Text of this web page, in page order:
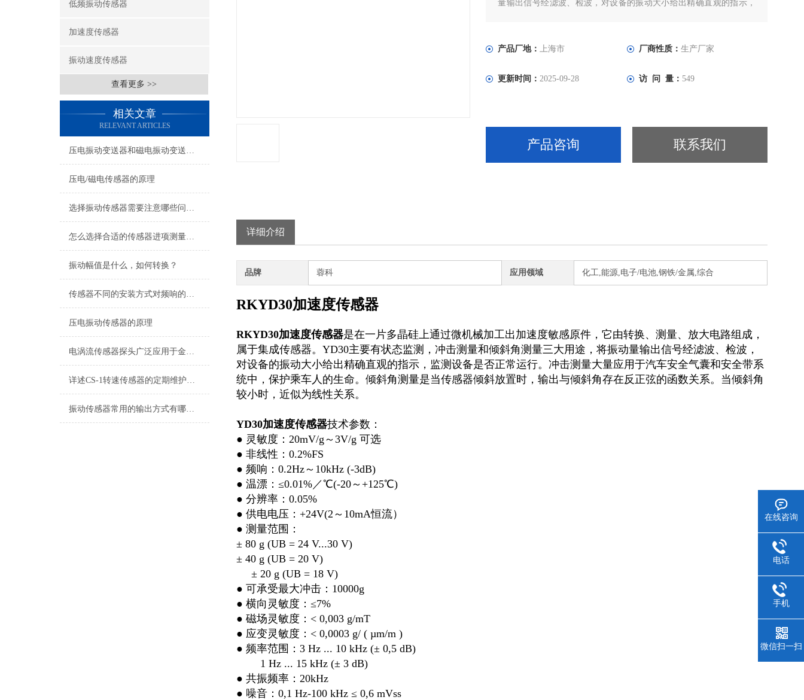
低频振动传感器
加速度传感器
振动速度传感器
查看更多 >>
相关文章
RELEVANT ARTICLES
压电振动变送器和磁电振动变送器在使用上的区别
压电/磁电传感器的原理
选择振动传感器需要注意哪些问题？
怎么选择合适的传感器进项测量，减少传感器测试带来的影响？
振动幅值是什么，如何转换？
传感器不同的安装方式对频响的影响?
压电振动传感器的原理
电涡流传感器探头广泛应用于金属材料的缺陷检测领域
详述CS-1转速传感器的定期维护保养规范方法
振动传感器常用的输出方式有哪些？
量输出信号经滤波、检波，对设备的振动大小给出精确直观的指示，
产品厂地：上海市 厂商性质： 生产厂家
更新时间：2025-09-28 访 问 量： 549
产品咨询 联系我们
详细介绍
品牌 蓉科 应用领域 化工,能源,电子/电池,钢铁/金属,综合
RKYD30加速度传感器
RKYD30加速度传感器是在一片多晶硅上通过微机械加工出加速度敏感原件，它由转换、测量、放大电路组成，
属于集成传感器。YD30主要有状态监测，冲击测量和倾斜角测量三大用途，将振动量输出信号经滤波、检波，
对设备的振动大小给出精确直观的指示，监测设备是否正常运行。冲击测量大量应用于汽车安全气囊和安全带系
统中，保护乘车人的生命。倾斜角测量是当传感器倾斜放置时，输出与倾斜角存在反正弦的函数关系。当倾斜角
较小时，近似为线性关系。
YD30加速度传感器技术参数：
● 灵敏度：20mV/g～3V/g 可选
● 非线性：0.2%FS
● 频响：0.2Hz～10kHz (-3dB)
● 温漂：≤0.01%／℃(-20～+125℃)
● 分辨率：0.05%
● 供电电压：+24V(2～10mA恒流）
● 测量范围：
± 80 g (UB = 24 V...30 V)
± 40 g (UB = 20 V)
± 20 g (UB = 18 V)
● 可承受最大冲击：10000g
● 横向灵敏度：≤7%
● 磁场灵敏度：< 0,003 g/mT
● 应变灵敏度：< 0,0003 g/ ( µm/m )
● 频率范围：3 Hz ... 10 kHz (± 0,5 dB)
1 Hz ... 15 kHz (± 3 dB)
● 共振频率：20kHz
● 噪音：0,1 Hz-100 kHz ≤ 0,6 mVss
在线咨询
电话
手机
微信扫一扫